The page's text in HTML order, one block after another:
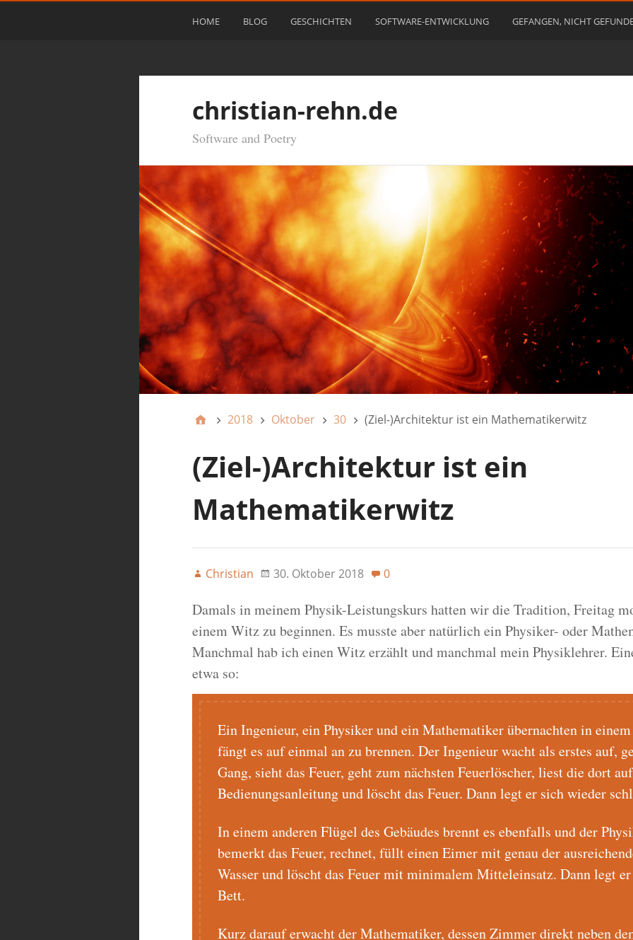
HOME BLOG GESCHICHTEN SOFTWARE-ENTWICKLUNG GEFANGEN, NICHT
christian-rehn.de
Software and Poetry
2018 Oktober 30 (Ziel-)Architektur ist ein Mathematikerwitz
(Ziel-)Architektur ist ein
Mathematikerwitz
Christian 30. Oktober 2018 0
Damals in meinem Physik-Leistungskurs hatten wir die Tradition, Freitag
einem Witz zu beginnen. Es musste aber natürlich ein Physiker- oder
Manchmal hab ich einen Witz erzählt und manchmal mein Physiklehrer.
etwa so:
Ein Ingenieur, ein Physiker und ein Mathematiker übernachten in
fängt es auf einmal an zu brennen. Der Ingenieur wacht als erstes auf,
Gang, sieht das Feuer, geht zum nächsten Feuerlöscher, liest die dort
Bedienungsanleitung und löscht das Feuer. Dann legt er sich wieder
In einem anderen Flügel des Gebäudes brennt es ebenfalls und der
bemerkt das Feuer, rechnet, füllt einen Eimer mit genau der
Wasser und löscht das Feuer mit minimalem Mitteleinsatz. Dann legt
Bett.
Kurz darauf erwacht der Mathematiker, dessen Zimmer direkt neben